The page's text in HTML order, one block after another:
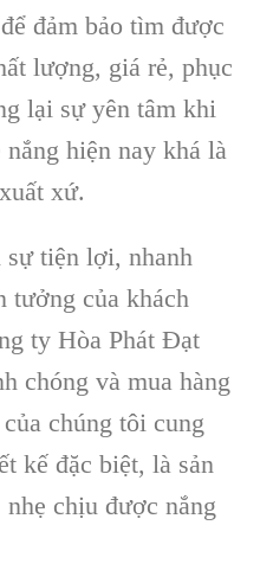
đảm bảo tìm được
lượng, giá rẻ, phục
lại sự yên tâm khi
hiện nay khá là
xứ.
tiện lợi, nhanh
tưởng của khách
ty Hòa Phát Đạt
chóng và mua hàng
chúng tôi cung
kế đặc biệt, là sản
chịu được nắng